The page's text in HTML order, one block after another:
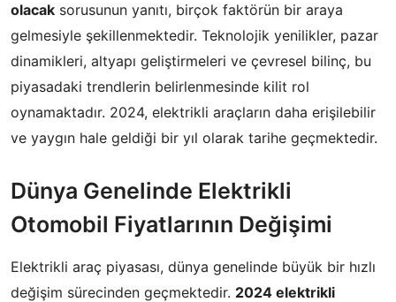
olacak sorusunun yanıtı, birçok faktörün bir araya
gelmesiyle şekillenmektedir. Teknolojik yenilikler, pazar
dinamikleri, altyapı geliştirmeleri ve çevresel bilinç, bu
piyasadaki trendlerin belirlenmesinde kilit rol
oynamaktadır. 2024, elektrikli araçların daha erişilebilir
ve yaygın hale geldiği bir yıl olarak tarihe geçmektedir.
Dünya Genelinde Elektrikli
Otomobil Fiyatlarının Değişimi
Elektrikli araç piyasası, dünya genelinde büyük bir hızlı
değişim sürecinden geçmektedir. 2024 elektrikli